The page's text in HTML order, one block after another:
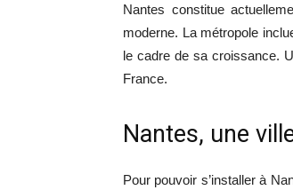
Nantes constitue
moderne. La métropole
le cadre de sa croissance.
France.
Nantes, une
Pour pouvoir s’installer à